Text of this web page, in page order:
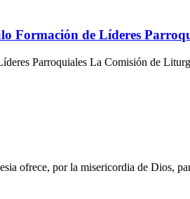
Formación de Líderes
Parroquiales La Comisión de
ofrece, por la misericordia de Dios,